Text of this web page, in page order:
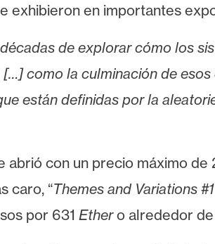
exhibieron en importantes
de explorar cómo los
como la culminación de
están definidas por la
abrió con un precio máximo de
caro, “Themes and Variations
por 631 Ethero alrededor de